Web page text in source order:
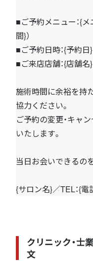
■ご予約メニュー：{
間}）
■ご予約日時：{予約日
■ご来店店舗：{店舗名}
施術時間に余裕を持
協力ください。
ご予約の変更・キャ
いたします。
当日お会いできるの
{サロン名}／TEL：{電
クリニック・士
文